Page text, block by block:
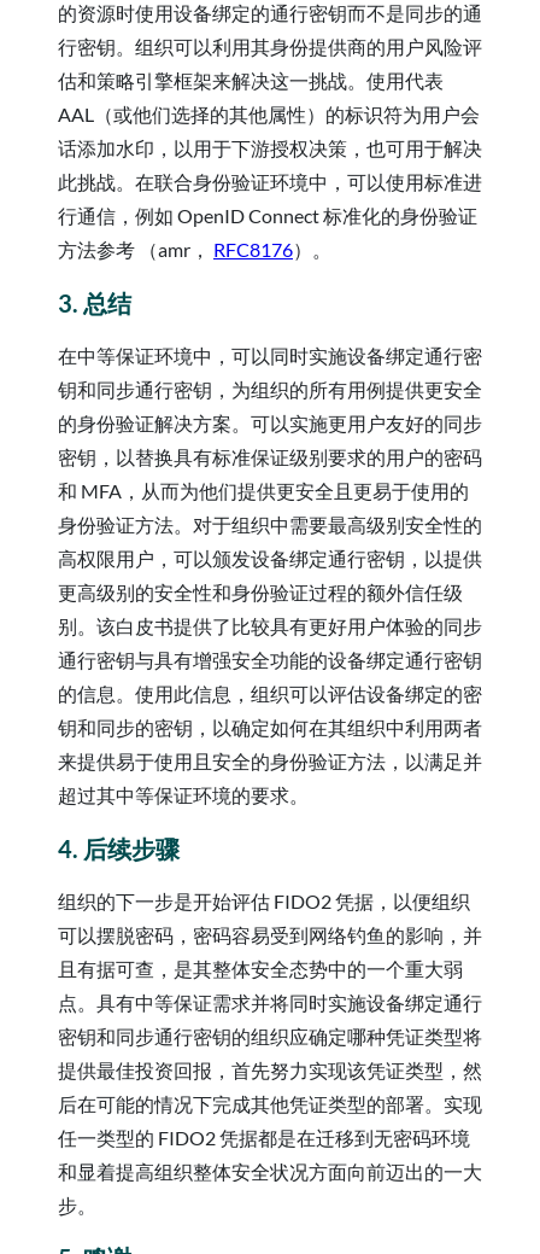
的资源时使用设备绑定的通行密钥而不是同步的通
行密钥。组织可以利用其身份提供商的用户风险评
估和策略引擎框架来解决这一挑战。使用代表
AAL（或他们选择的其他属性）的标识符为用户会
话添加水印，以用于下游授权决策，也可用于解决
此挑战。在联合身份验证环境中，可以使用标准进
行通信，例如 OpenID Connect 标准化的身份验证
方法参考 （amr， RFC8176）。
3. 总结
在中等保证环境中，可以同时实施设备绑定通行密
钥和同步通行密钥，为组织的所有用例提供更安全
的身份验证解决方案。可以实施更用户友好的同步
密钥，以替换具有标准保证级别要求的用户的密码
和 MFA，从而为他们提供更安全且更易于使用的
身份验证方法。对于组织中需要最高级别安全性的
高权限用户，可以颁发设备绑定通行密钥，以提供
更高级别的安全性和身份验证过程的额外信任级
别。该白皮书提供了比较具有更好用户体验的同步
通行密钥与具有增强安全功能的设备绑定通行密钥
的信息。使用此信息，组织可以评估设备绑定的密
钥和同步的密钥，以确定如何在其组织中利用两者
来提供易于使用且安全的身份验证方法，以满足并
超过其中等保证环境的要求。
4. 后续步骤
组织的下一步是开始评估 FIDO2 凭据，以便组织
可以摆脱密码，密码容易受到网络钓鱼的影响，并
且有据可查，是其整体安全态势中的一个重大弱
点。具有中等保证需求并将同时实施设备绑定通行
密钥和同步通行密钥的组织应确定哪种凭证类型将
提供最佳投资回报，首先努力实现该凭证类型，然
后在可能的情况下完成其他凭证类型的部署。实现
任一类型的 FIDO2 凭据都是在迁移到无密码环境
和显着提高组织整体安全状况方面向前迈出的一大
步。